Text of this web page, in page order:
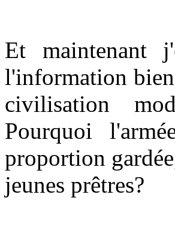
Et maintenant
l'information
civilisation
Pourquoi
proportion
jeunes prêtres?